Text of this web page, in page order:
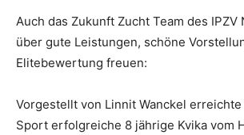
Auch das Zukunft Zucht Team des IPZV
über gute Leistungen, schöne
Elitebewertung freuen:
Vorgestellt von Linnit Wanckel
Sport erfolgreiche 8 jährige Kvika vom